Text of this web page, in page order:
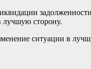
лучшую сторону.
ситуации в